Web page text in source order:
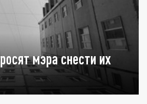
мэра снести их